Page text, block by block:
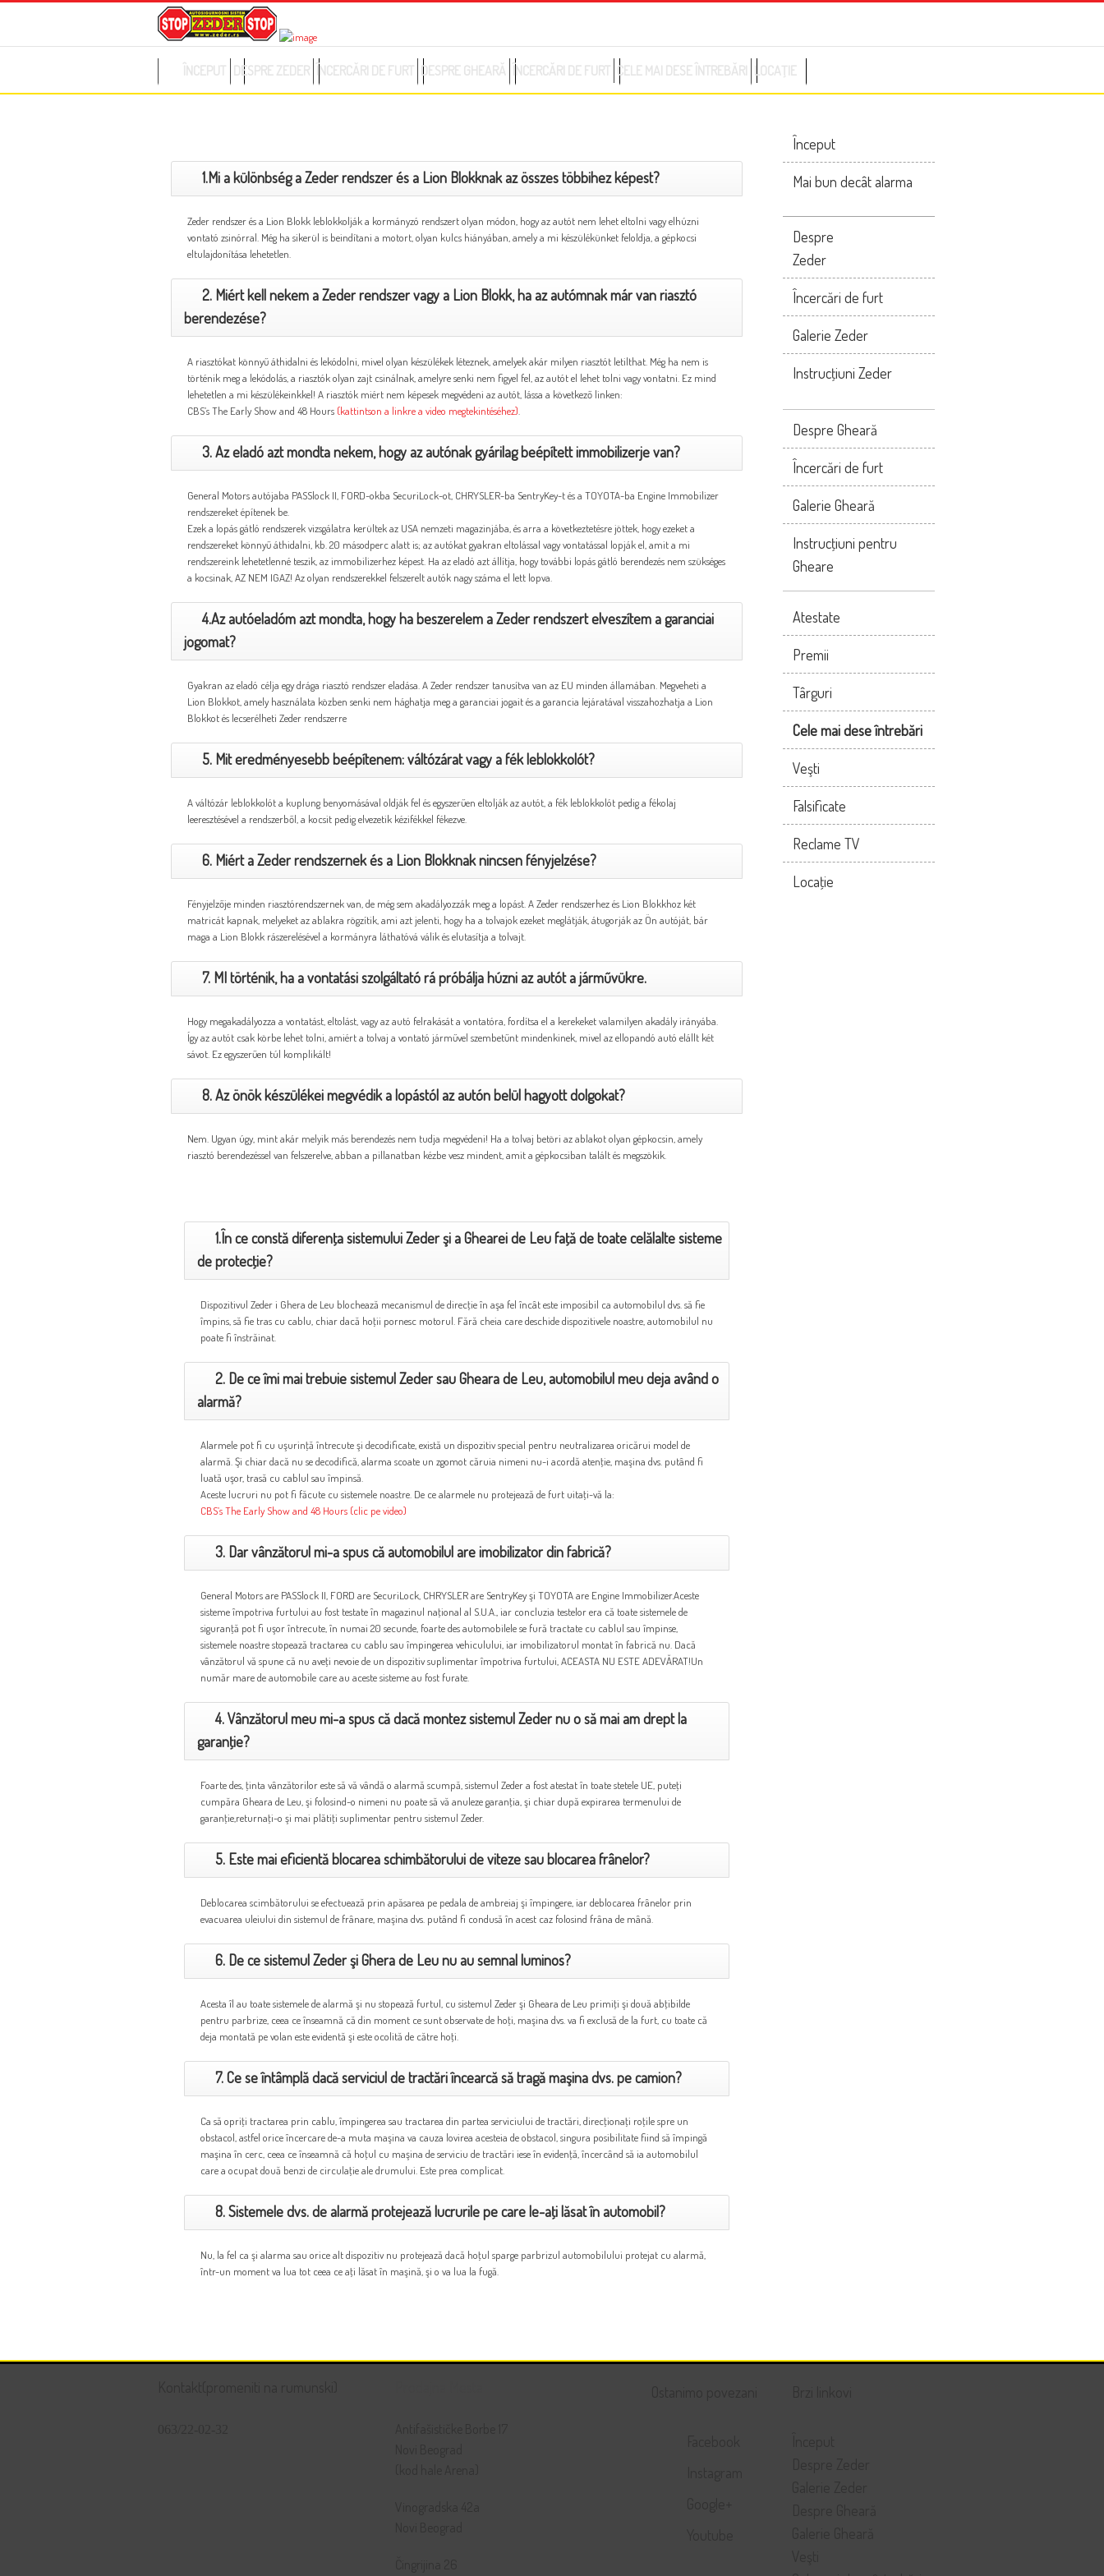
ÎNCEPUT DESPRE ZEDER ÎNCERCĂRI DE FURT DESPRE GHEARĂ ÎNCERCĂRI DE FURT CELE MAI DESE ÎNTREBĂRI LOCAŢIE
1.Mi a különbség a Zeder rendszer és a Lion Blokknak az összes többihez képest?
Zeder rendszer és a Lion Blokk leblokkolják a kormányzó rendszert olyan módon, hogy az autót nem lehet eltolni vagy elhúzni
vontató zsinórral. Még ha sikerül is beindítani a motort, olyan kulcs hiányában, amely a mi készülékünket feloldja, a gépkocsi
eltulajdonítása lehetetlen.
2. Miért kell nekem a Zeder rendszer vagy a Lion Blokk, ha az autómnak már van riasztó
berendezése?
A riasztókat könnyű áthidalni és lekódolni, mivel olyan készülékek léteznek, amelyek akár milyen riasztót letilthat. Még ha nem is
történik meg a lekódolás, a riasztók olyan zajt csinálnak, amelyre senki nem figyel fel, az autót el lehet tolni vagy vontatni. Ez mind
lehetetlen a mi készülékeinkkel! A riasztók miért nem képesek megvédeni az autót, lássa a következő linken:
CBS’s The Early Show and 48 Hours (kattintson a linkre a video megtekintéséhez)
3. Az eladó azt mondta nekem, hogy az autónak gyárilag beépített immobilizerje van?
General Motors autójaba PASSlock II, FORD-okba SecuriLock-ot, CHRYSLER-ba SentryKey-t és a TOYOTA-ba Engine Immobilizer
rendszereket építenek be.
Ezek a lopás gátló rendszerek vizsgálatra kerültek az USA nemzeti magazinjába, és arra a következtetésre jöttek, hogy ezeket a
rendszereket könnyű áthidalni, kb. 20 másodperc alatt is; az autókat gyakran eltolással vagy vontatással lopják el, amit a mi
rendszereink lehetetlenné teszik, az immobilizerhez képest. Ha az eladó azt állítja, hogy további lopás gátló berendezés nem szükséges
a kocsinak, AZ NEM IGAZ! Az olyan rendszerekkel felszerelt autók nagy száma el lett lopva.
4.Az autóeladóm azt mondta, hogy ha beszerelem a Zeder rendszert elveszítem a garanciai
jogomat?
Gyakran az eladó célja egy drága riasztó rendszer eladása. A Zeder rendszer tanusítva van az EU minden államában. Megveheti a
Lion Blokkot, amely használata közben senki nem hághatja meg a garanciai jogait és a garancia lejáratával visszahozhatja a Lion
Blokkot és lecserélheti Zeder rendszerre
5. Mit eredményesebb beépítenem: váltózárat vagy a fék leblokkolót?
A váltózár leblokkolót a kuplung benyomásával oldják fel és egyszerűen eltolják az autót, a fék leblokkolót pedig a fékolaj
leeresztésével a rendszerből, a kocsit pedig elvezetik kézifékkel fékezve.
6. Miért a Zeder rendszernek és a Lion Blokknak nincsen fényjelzése?
Fényjelzője minden riasztórendszernek van, de még sem akadályozzák meg a lopást. A Zeder rendszerhez és Lion Blokkhoz két
matricát kapnak, melyeket az ablakra rögzítik, ami azt jelenti, hogy ha a tolvajok ezeket meglátják, átugorják az Ön autóját, bár
maga a Lion Blokk rászerelésével a kormányra láthatóvá válik és elutasítja a tolvajt.
7. MI történik, ha a vontatási szolgáltató rá próbálja húzni az autót a járművükre.
Hogy megakadályozza a vontatást, eltolást, vagy az autó felrakását a vontatóra, fordítsa el a kerekeket valamilyen akadály irányába.
Így az autót csak körbe lehet tolni, amiért a tolvaj a vontató járművel szembetűnt mindenkinek, mivel az ellopandó autó elállt két
sávot. Ez egyszerűen túl komplikált!
8. Az önök készülékei megvédik a lopástól az autón belül hagyott dolgokat?
Nem. Ugyan úgy, mint akár melyik más berendezés nem tudja megvédeni! Ha a tolvaj betöri az ablakot olyan gépkocsin, amely
riasztó berendezéssel van felszerelve, abban a pillanatban kézbe vesz mindent, amit a gépkocsiban talált és megszökik.
1.În ce constă diferenţa sistemului Zeder şi a Ghearei de Leu faţă de toate celălalte sisteme
de protecţie?
Dispozitivul Zeder i Ghera de Leu blochează mecanismul de direcţie în aşa fel încât este imposibil ca automobilul dvs. să fie
împins, să fie tras cu cablu, chiar dacă hoţii pornesc motorul. Fără cheia care deschide dispozitivele noastre, automobilul nu
poate fi înstrăinat.
2. De ce îmi mai trebuie sistemul Zeder sau Gheara de Leu, automobilul meu deja având o
alarmă?
Alarmele pot fi cu uşurinţă întrecute şi decodificate, există un dispozitiv special pentru neutralizarea oricărui model de
alarmă. Şi chiar dacă nu se decodifică, alarma scoate un zgomot căruia nimeni nu-i acordă atenţie, maşina dvs. putând fi
luată uşor, trasă cu cablul sau împinsă.
Aceste lucruri nu pot fi făcute cu sistemele noastre. De ce alarmele nu protejează de furt uitaţi-vă la:
CBS’s The Early Show and 48 Hours (clic pe video)
3. Dar vânzătorul mi-a spus că automobilul are imobilizator din fabrică?
General Motors are PASSlock II, FORD are SecuriLock, CHRYSLER are SentryKey şi TOYOTA are Engine Immobilizer.Aceste
sisteme împotriva furtului au fost testate în magazinul naţional al S.U.A., iar concluzia testelor era că toate sistemele de
siguranţă pot fi uşor întrecute, în numai 20 secunde, foarte des automobilele se fură tractate cu cablul sau împinse,
sistemele noastre stopează tractarea cu cablu sau împingerea vehiculului, iar imobilizatorul montat în fabrică nu. Dacă
vânzătorul vă spune că nu aveţi nevoie de un dispozitiv suplimentar împotriva furtului, ACEASTA NU ESTE ADEVĂRAT!Un
număr mare de automobile care au aceste sisteme au fost furate.
4. Vânzătorul meu mi-a spus că dacă montez sistemul Zeder nu o să mai am drept la
garanţie?
Foarte des, ţinta vânzătorilor este să vă vândă o alarmă scumpă, sistemul Zeder a fost atestat în toate stetele UE, puteţi
cumpăra Gheara de Leu, şi folosind-o nimeni nu poate să vă anuleze garanţia, şi chiar după expirarea termenului de
garanţie,returnaţi-o şi mai plătiţi suplimentar pentru sistemul Zeder.
5. Este mai eficientă blocarea schimbătorului de viteze sau blocarea frânelor?
Deblocarea scimbătorului se efectuează prin apăsarea pe pedala de ambreiaj şi împingere, iar deblocarea frânelor prin
evacuarea uleiului din sistemul de frânare, maşina dvs. putând fi condusă în acest caz folosind frâna de mână.
6. De ce sistemul Zeder şi Ghera de Leu nu au semnal luminos?
Acesta îl au toate sistemele de alarmă şi nu stopează furtul, cu sistemul Zeder şi Gheara de Leu primiţi şi două abţibilde
pentru parbrize, ceea ce înseamnă că din moment ce sunt observate de hoţi, maşina dvs. va fi exclusă de la furt, cu toate că
deja montată pe volan este evidentă şi este ocolită de către hoţi.
7. Ce se întâmplă dacă serviciul de tractări încearcă să tragă maşina dvs. pe camion?
Ca să opriţi tractarea prin cablu, împingerea sau tractarea din partea serviciului de tractări, direcţionaţi roţile spre un
obstacol, astfel orice încercare de-a muta maşina va cauza lovirea acesteia de obstacol, singura posibilitate fiind să împingă
maşina în cerc, ceea ce înseamnă că hoţul cu maşina de serviciu de tractări iese în evidenţă, încercând să ia automobilul
care a ocupat două benzi de circulaţie ale drumului. Este prea complicat.
8. Sistemele dvs. de alarmă protejează lucrurile pe care le-aţi lăsat în automobil?
Nu, la fel ca şi alarma sau orice alt dispozitiv nu protejează dacă hoţul sparge parbrizul automobilului protejat cu alarmă,
într-un moment va lua tot ceea ce aţi lăsat în maşină, şi o va lua la fugă.
Început
Mai bun decât alarma
Despre
Zeder
Încercări de furt
Galerie Zeder
Instrucţiuni Zeder
Despre Gheară
Încercări de furt
Galerie Gheară
Instrucţiuni pentru
Gheare
Atestate
Premii
Târguri
Cele mai dese întrebări
Veşti
Falsificate
Reclame TV
Locaţie